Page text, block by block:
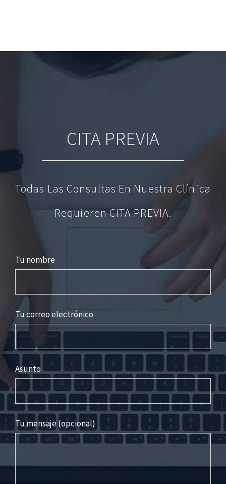
CITA PREVIA
Todas Las Consultas En Nuestra Clínica
Requieren CITA PREVIA.
Tu nombre
Tu correo electrónico
Asunto
Tu mensaje (opcional)